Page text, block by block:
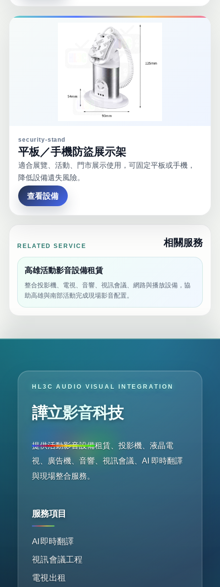
security-stand
平板／手機防盜展示架
適合展覽、活動、門市展示使用，可固定平板或手機，
降低設備遺失風險。
查看設備
RELATED SERVICE 相關服務
高雄活動影音設備租賃
整合投影機、電視、音響、視訊會議、網路與播放設備，協
助高雄與南部活動完成現場影音配置。
HL3C AUDIO VISUAL INTEGRATION
譁立影音科技
提供活動影音設備租賃、投影機、液晶電
視、廣告機、音響、視訊會議、AI 即時翻譯
與現場整合服務。
服務項目
AI即時翻譯
視訊會議工程
電視出租